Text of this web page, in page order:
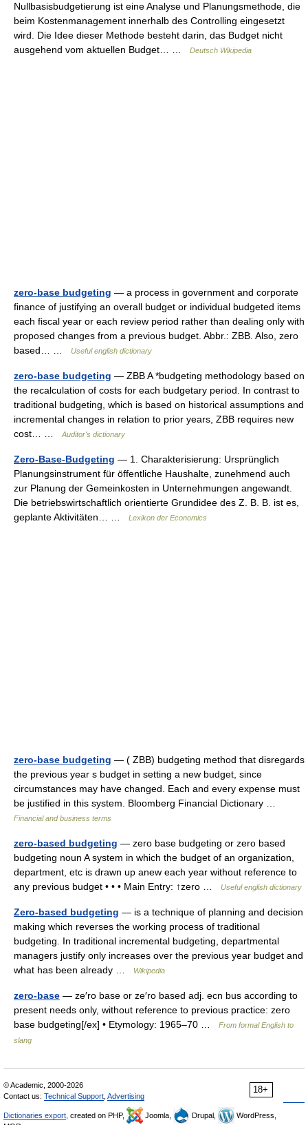
Nullbasisbudgetierung ist eine Analyse und Planungsmethode, die
beim Kostenmanagement innerhalb des Controlling eingesetzt
wird. Die Idee dieser Methode besteht darin, das Budget nicht
ausgehend vom aktuellen Budget… …
Deutsch Wikipedia
zero-base budgeting — a process in government and corporate
finance of justifying an overall budget or individual budgeted items
each fiscal year or each review period rather than dealing only with
proposed changes from a previous budget. Abbr.: ZBB. Also, zero
based… …
Useful english dictionary
zero-base budgeting — ZBB A *budgeting methodology based on
the recalculation of costs for each budgetary period. In contrast to
traditional budgeting, which is based on historical assumptions and
incremental changes in relation to prior years, ZBB requires new
cost… …
Auditor's dictionary
Zero-Base-Budgeting — 1. Charakterisierung: Ursprünglich
Planungsinstrument für öffentliche Haushalte, zunehmend auch
zur Planung der Gemeinkosten in Unternehmungen angewandt.
Die betriebswirtschaftlich orientierte Grundidee des Z. B. B. ist es,
geplante Aktivitäten… …
Lexikon der Economics
zero-base budgeting — ( ZBB) budgeting method that disregards
the previous year s budget in setting a new budget, since
circumstances may have changed. Each and every expense must
be justified in this system. Bloomberg Financial Dictionary …
Financial and business terms
zero-based budgeting — zero base budgeting or zero based
budgeting noun A system in which the budget of an organization,
department, etc is drawn up anew each year without reference to
any previous budget • • • Main Entry: ↑zero …
Useful english dictionary
Zero-based budgeting — is a technique of planning and decision
making which reverses the working process of traditional
budgeting. In traditional incremental budgeting, departmental
managers justify only increases over the previous year budget and
what has been already …
Wikipedia
zero-base — ze′ro base or ze′ro based adj. ecn bus according to
present needs only, without reference to previous practice: zero
base budgeting[/ex] • Etymology: 1965–70 …
From formal English to
slang
18+
© Academic, 2000-2026
Contact us: Technical Support Advertising
Dictionaries export , created on PHP, Joomla, Drupal,
WordPress,